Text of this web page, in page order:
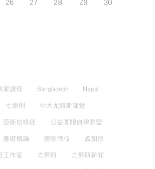
26 27 28 29
30
家課程 Bangladesh Nepal
七原則 中大尤努斯講堂
亞斯伯格症 公益團體自律聯盟
基礎概論 塑膠微粒 孟加拉
工作室 尤努斯 尤努斯新聞